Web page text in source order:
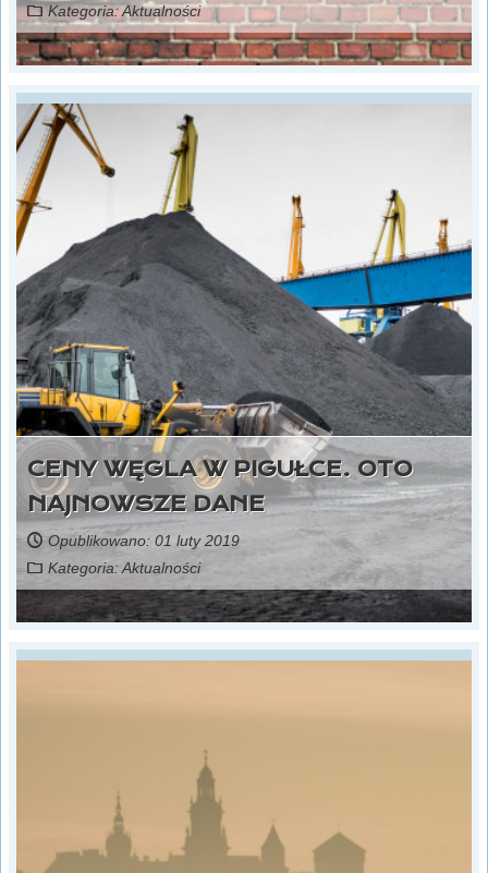
Kategoria:Aktualności
CENY WĘGLA W PIGUŁCE. OTO
NAJNOWSZE DANE
Opublikowano: 01 luty 2019
Kategoria:Aktualności